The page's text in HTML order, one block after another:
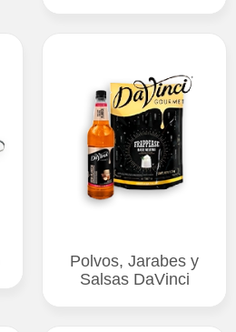
Polvos, Jarabes y
Salsas DaVinci